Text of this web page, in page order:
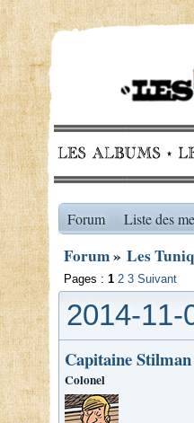
Forum Liste des
Forum» Les
Pages : 1 2 3 Suivant
2014-11-
Capitaine Stilman
Colonel